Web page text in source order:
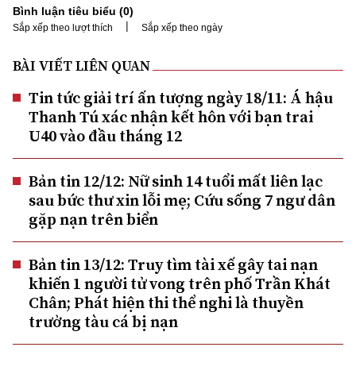
Bình luận tiêu biểu (0)
Sắp xếp theo lượt thích | Sắp xếp theo ngày
BÀI VIẾT LIÊN QUAN
Tin tức giải trí ấn tượng ngày 18/11: Á hậu
Thanh Tú xác nhận kết hôn với bạn trai
U40 vào đầu tháng 12
Bản tin 12/12: Nữ sinh 14 tuổi mất liên lạc
sau bức thư xin lỗi mẹ; Cứu sống 7 ngư dân
gặp nạn trên biển
Bản tin 13/12: Truy tìm tài xế gây tai nạn
khiến 1 người tử vong trên phố Trần Khát
Chân; Phát hiện thi thể nghi là thuyền
trưởng tàu cá bị nạn